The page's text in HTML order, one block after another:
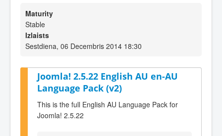
Maturity
Stable
Izlaists
Sestdiena, 06 Decembris 2014 18:30
Joomla! 2.5.22 English AU en-AU
Language Pack (v2)
This is the full English AU Language Pack for
Joomla! 2.5.22